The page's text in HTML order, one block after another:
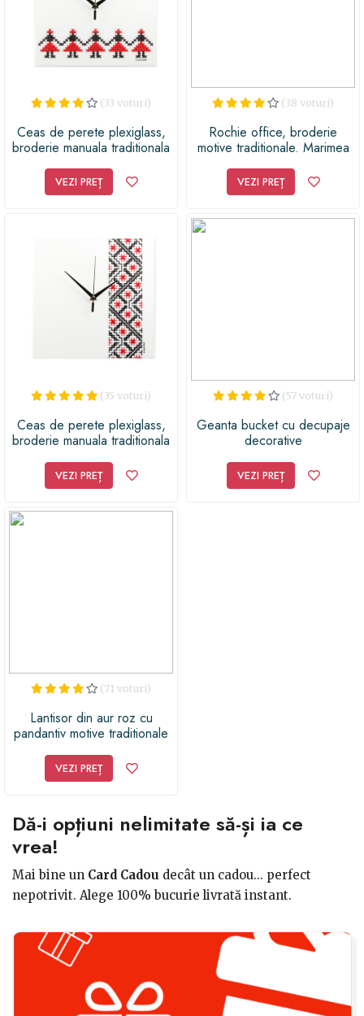
(33 voturi)
Ceas de perete plexiglass,
broderie manuala traditionala
VEZI PREȚ
(38 voturi)
Rochie office, broderie
motive traditionale. Marimea
VEZI PREȚ
(35 voturi)
Ceas de perete plexiglass,
broderie manuala traditionala
VEZI PREȚ
(57 voturi)
Geanta bucket cu decupaje
decorative
VEZI PREȚ
(71 voturi)
Lantisor din aur roz cu
pandantiv motive traditionale
VEZI PREȚ
Dă-i opțiuni nelimitate să-și ia ce
vrea!
Mai bine un Card Cadou decât un cadou... perfect
nepotrivit. Alege 100% bucurie livrată instant.